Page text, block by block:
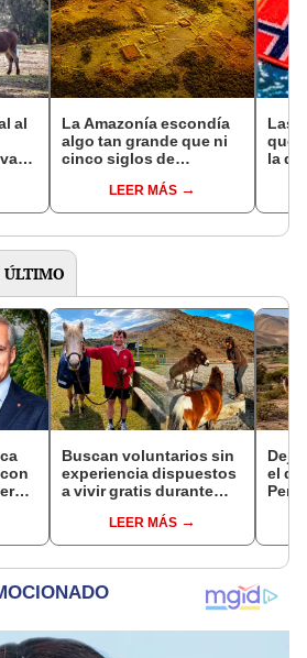
al
La Amazonía escondía
algo tan grande que ni
cinco siglos de
encontrarlo: el hallazgo
podría cambiar todo lo
pasado
LEER MÁS
Las
que
la de
ÚLTIMO
Buscan voluntarios sin
experiencia dispuestos
a vivir gratis durante
cuidar caballos, burros
y otros animales
LEER MÁS
Dejó
el